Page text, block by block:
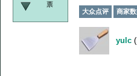
票
大众点评 商家
yulc (